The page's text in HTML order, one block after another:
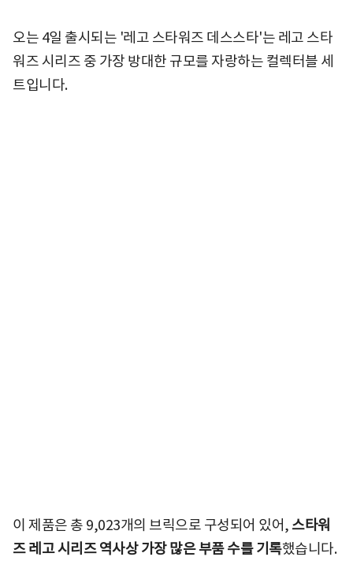
오는 4일 출시되는 '레고 스타워즈 데스스타'는 레고 스타
워즈 시리즈 중 가장 방대한 규모를 자랑하는 컬렉터블 세
트입니다.
이 제품은 총 9,023개의 브릭으로 구성되어 있어, 스타워
즈 레고 시리즈 역사상 가장 많은 부품 수를 기록했습니다.